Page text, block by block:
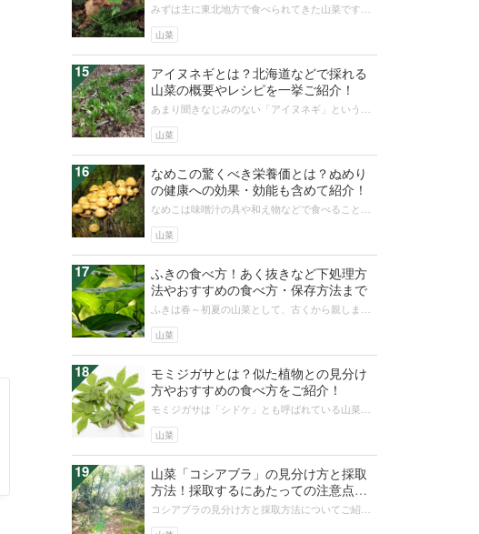
山菜
みずは主に東北地方で食べられてきた山菜です。
地元では「山菜の王様」と呼ばれてい...
15
山菜
アイヌネギとは？北海道などで採れる
山菜の概要やレシピを一挙ご紹介！
あまり聞きなじみのない「アイヌネギ」という名
ら、おいしい山菜とイメージする人も多...
16
山菜
なめこの驚くべき栄養価とは？ぬめり
の健康への効果・効能も含めて紹介！
なめこは味噌汁の具や和え物などで食べることの
りがあるのが特徴で、このぬめりに栄...
17
山菜
ふきの食べ方！あく抜きなど下処理方
法やおすすめの食べ方・保存方法まで
ふきは春～初夏の山菜として、古くから親しまれ
間がかかる食材です。そもそも下処理...
18
山菜
モミジガサとは？似た植物との見分け
方やおすすめの食べ方をご紹介！
モミジガサは「シドケ」とも呼ばれている山菜
サ」という名前で親しまれています。独特...
19
山菜「コシアブラ」の見分け方と採取
方法！採取するにあたっての注意点も
解説！
コシアブラの見分け方と採取方法についてご紹介